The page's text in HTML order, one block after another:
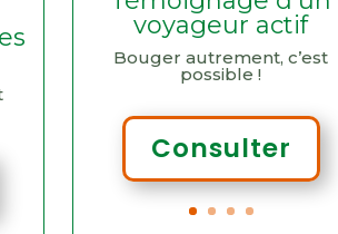
voyageur actif
Bouger autrement, c’est
possible !
Consulter